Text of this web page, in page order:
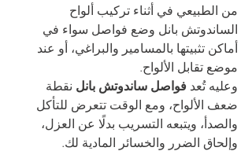
من الطبيعي في أثناء تركيب ألواح
الساندوتش بانل وضع فواصل سواء في
أماكن تثبيتها بالمسامير والبراغي، أو عند
موضع تقابل الألواح.
وعليه تُعد فواصل ساندوتش بانل نقطة
ضعف الألواح، ومع الوقت تتعرض للتأكل
والصدأ، ويتبعه التسريب بدلًا عن العزل،
وإلحاق الضرر والخسائر المادية لك.